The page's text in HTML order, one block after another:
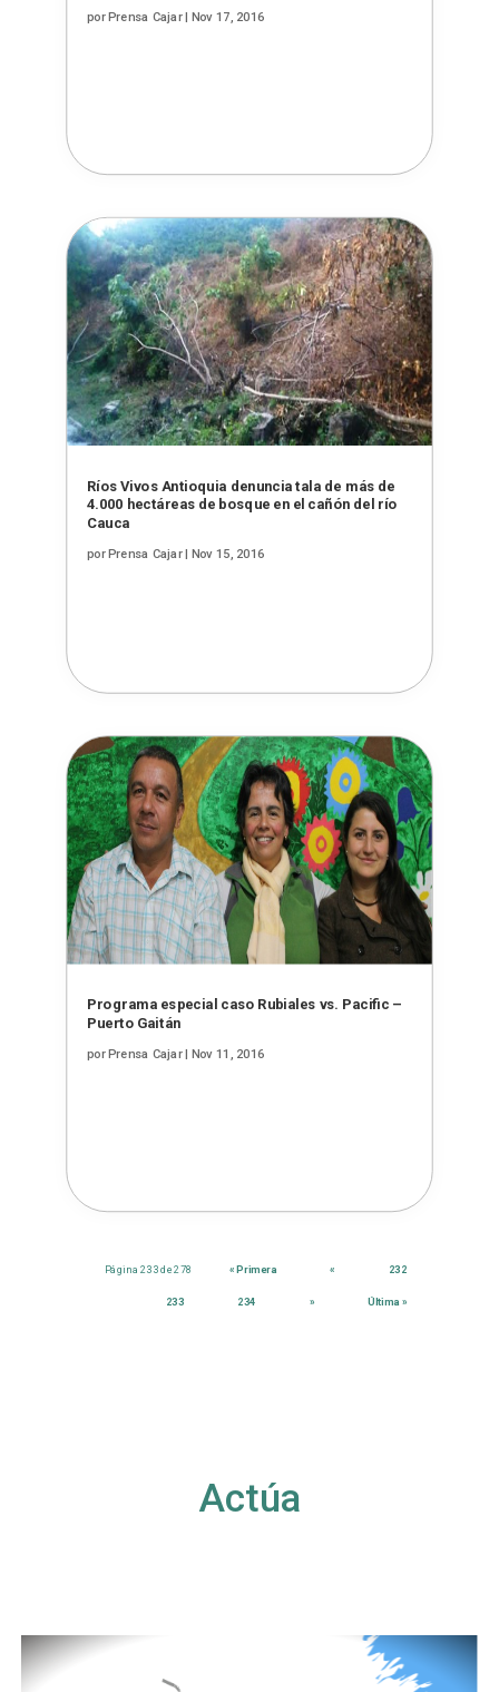
porPrensa Cajar| Nov 17, 2016
Ríos Vivos Antioquia denuncia tala de más de
4.000 hectáreas de bosque en el cañón del río
Cauca
porPrensa Cajar| Nov 15, 2016
Programa especial caso Rubiales vs. Pacific –
Puerto Gaitán
porPrensa Cajar| Nov 11, 2016
Página 233 de 278 « Primera « 232
233 234 » Última »
Actúa